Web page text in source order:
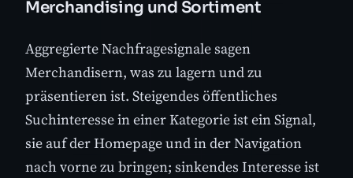
Merchandising und Sortiment
Aggregierte Nachfragesignale sagen
Merchandisern, was zu lagern und zu
präsentieren ist. Steigendes öffentliches
Suchinteresse in einer Kategorie ist ein Signal,
sie auf der Homepage und in der Navigation
nach vorne zu bringen; sinkendes Interesse ist